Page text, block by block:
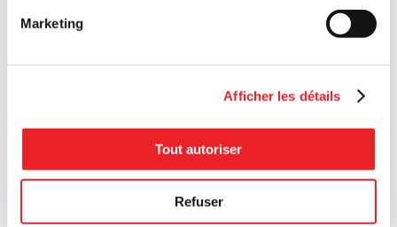
Marketing
Afficher les détails
Tout autoriser
Refuser